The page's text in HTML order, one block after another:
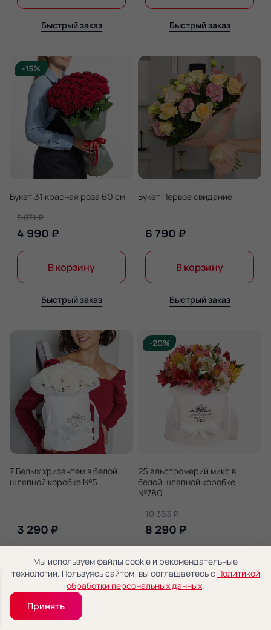
Быстрый заказ Быстрый заказ
-15%
Букет 31 красная роза 60 см
4 990 ₽
5 871 ₽
В корзину
Быстрый заказ
Букет Первое свидание
6 790 ₽
В корзину
Быстрый заказ
7 Белых хризантем в белой
шляпной коробке №5
3 290 ₽
В корзину
Быстрый заказ
-20%
25 альстромерий микс в
белой шляпной коробке
№780
8 290 ₽
10 363 ₽
В корзину
Мы используем файлы cookie и рекомендательные
технологии. Пользуясь сайтом, вы соглашаетесь с Политикой
обработки персональных данных.
Принять